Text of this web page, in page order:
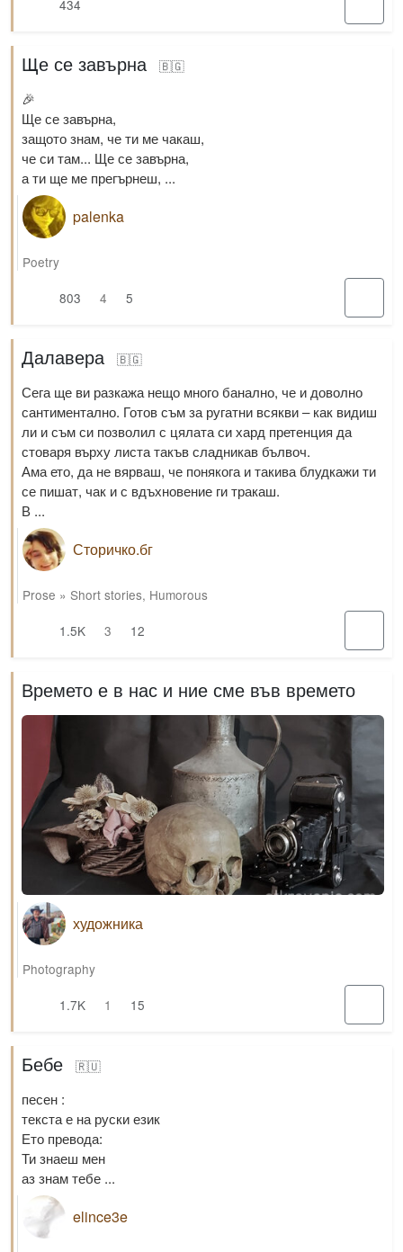
434
Ще се завърна 🇧🇬
🎉
Ще се завърна,
защото знам, че ти ме чакаш,
че си там... Ще се завърна,
а ти ще ме прегърнеш, ...
palenka
Poetry
803
4 5
Далавера 🇧🇬
Сега ще ви разкажа нещо много банално, че и доволно
сантиментално. Готов съм за ругатни всякви – как видиш
ли и съм си позволил с цялата си хард претенция да
стоваря върху листа такъв сладникав бълвоч.
Ама ето, да не вярваш, че понякога и такива блудкажи ти
се пишат, чак и с вдъхновение ги тракаш.
В ...
Сторичко.бг
Prose » Short stories, Humorous
1.5K
3 12
Времето е в нас и ние сме във времето
художника
Photography
1.7K
1 15
Бебе 🇷🇺
песен :
текста е на руски език
Ето превода:
Ти знаеш мен
аз знам тебе ...
elince3e